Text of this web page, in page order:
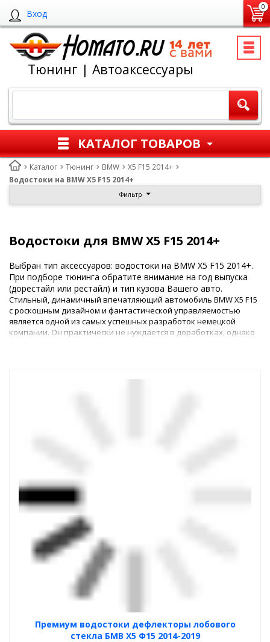
Вход
0
Тюнинг | Автоаксессуары
КАТАЛОГ ТОВАРОВ
Каталог Тюнинг BMW
X5 F15 2014+
Водостоки на BMW X5 F15 2014+
Фильтр
Водостоки для BMW X5 F15 2014+
Выбран тип аксессуаров: водостоки на BMW X5 F15 2014+.
При подборе тюнинга обратите внимание на год выпуска
(дорестайл или рестайл) и тип кузова Вашего авто.
Стильный, динамичный впечатляющий автомобиль BMW X5 F15
с роскошным дизайном и фантастической управляемостью
является одной из самых успешных разработок немецкой
компании. Он практически не нуждается в доработках, однако
Премиум водостоки дефлекторы лобового
стекла БМВ Х5 Ф15 2014-2019